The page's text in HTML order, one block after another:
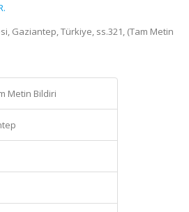
Gaziantep, Türkiye, ss.321, (Tam Metin
Metin Bildiri